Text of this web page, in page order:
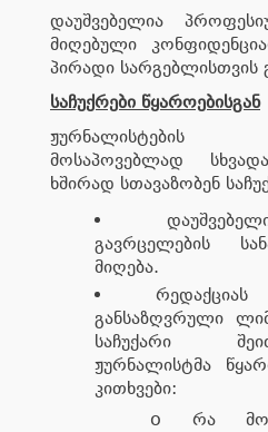
დაუშვებელია
მიღებული
პირადი სარგებლისთვის
საჩუქრები წყაროებისგან
ჟურნალისტების
მოსაპოვებლად
ხშირად სთავაზობენ
გავრცელების
მიღება.
განსაზღვრული
საჩუქარი
ჟურნალისტმა
კითხვები:
o რა